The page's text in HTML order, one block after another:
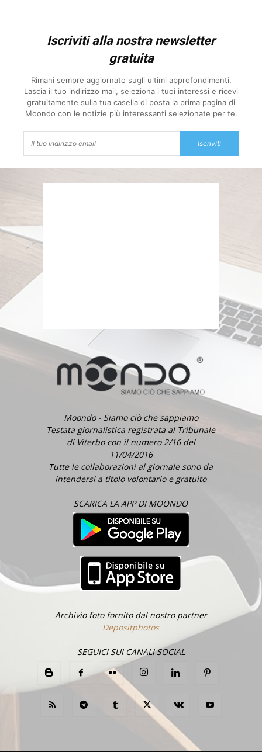
Iscriviti alla nostra newsletter
gratuita
Rimani sempre aggiornato sugli ultimi approfondimenti.
Lascia il tuo indirizzo mail, seleziona i tuoi interessi e ricevi
gratuitamente sulla tua casella di posta la prima pagina di
Moondo con le notizie più interessanti selezionate per te.
Iscriviti
Moondo - Siamo ciò che sappiamo
Testata giornalistica registrata al Tribunale
di Viterbo con il numero 2/16 del
11/04/2016
Tutte le collaborazioni al giornale sono da
intendersi a titolo volontario e gratuito
SCARICA LA APP DI MOONDO
Archivio foto fornito dal nostro partner
Depositphotos
SEGUICI SUI CANALI SOCIAL